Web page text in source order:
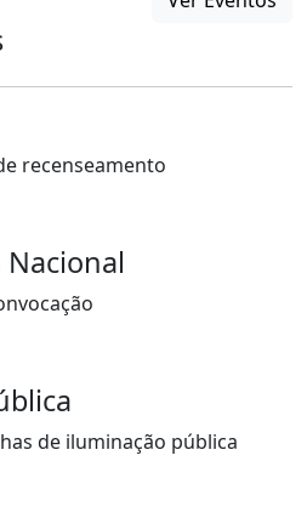
recenseamento
Nacional
de iluminação pública